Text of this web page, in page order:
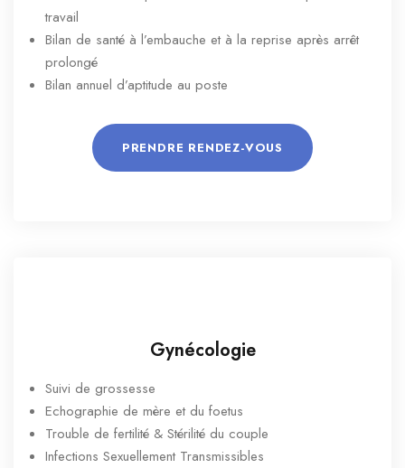
travail
Bilan de santé à l’embauche et à la reprise après arrêt
prolongé
Bilan annuel d’aptitude au poste
PRENDRE RENDEZ-VOUS
Gynécologie
Suivi de grossesse
Echographie de mère et du foetus
Trouble de fertilité & Stérilité du couple
Infections Sexuellement Transmissibles